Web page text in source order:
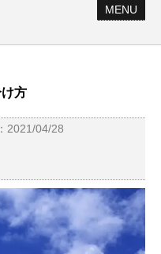
MENU
方
2021/04/28